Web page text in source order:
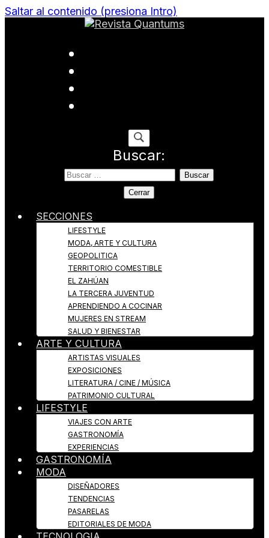
Saltar al contenido (presiona Intro)
Revista Quantums
Buscar:
Cerrar
SECCIONES
LIFESTYLE
MODA, ARTE Y CULTURA
GEOPOLITICA
TERRITORIO COMESTIBLE
EL ZAHÚAN
LA TERCERA JUVENTUD
APRENDIENDO A COCINAR
MUJERES EN STREAM
SALUD Y BIENESTAR
ARTE Y CULTURA
ARTISTAS VISUALES
EXPOSICIONES
LITERATURA / CINE / MÚSICA
PATRIMONIO CULTURAL
LIFESTYLE
VIAJES CON ARTE
GASTRONOMÍA
EXPERIENCIAS
GASTRONOMÍA
MODA
DISEÑADORES
TENDENCIAS
PASARELAS
EDITORIALES DE MODA